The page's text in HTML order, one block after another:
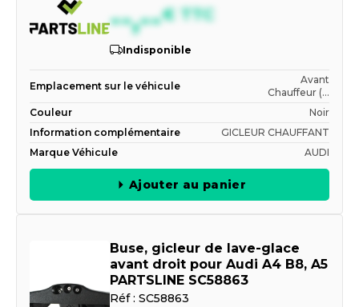
--,--€ TTC
Indisponible
Emplacement sur le véhicule
Avant
Chauffeur (...
Couleur
Noir
Information complémentaire
GICLEUR CHAUFFANT
Marque Véhicule
AUDI
Ajouter au panier
Buse, gicleur de lave-glace
avant droit pour Audi A4 B8, A5
PARTSLINE SC58863
Réf : SC58863